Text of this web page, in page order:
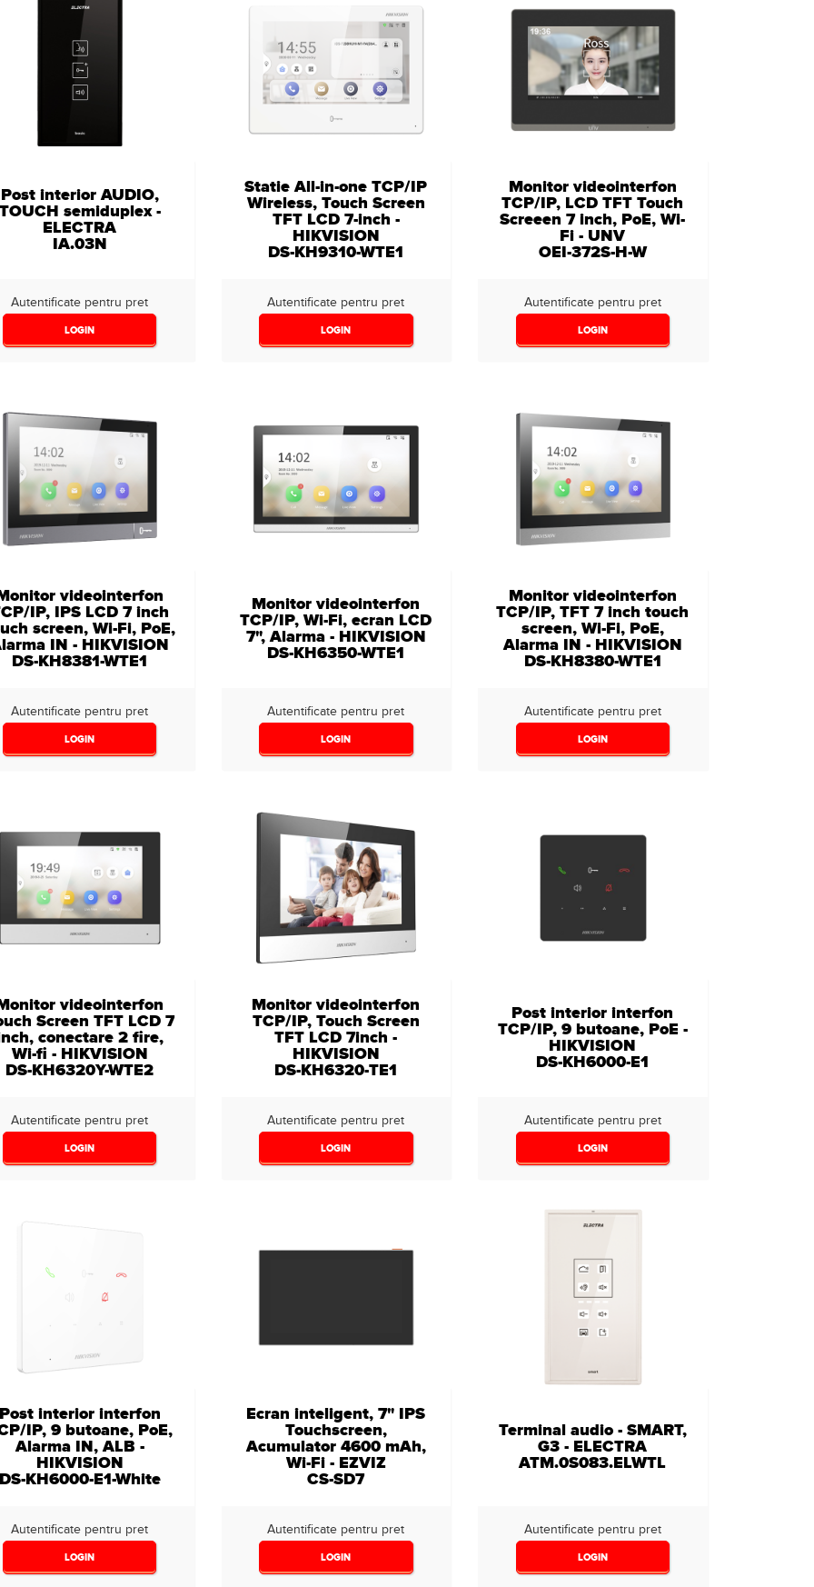
Post interior AUDIO,
semiduplex -
ELECTRA
IA.03N
Autentificate pentru pret
LOGIN
Statie All-in-one TCP/IP
Wireless, Touch Screen
TFT LCD 7-inch -
HIKVISION
DS-KH9310-WTE1
Autentificate pentru pret
LOGIN
Monitor videointerfon
TCP/IP, LCD TFT Touch
Screeen 7 inch, PoE, Wi-
Fi - UNV
OEI-372S-H-W
Autentificate pentru pret
LOGIN
videointerfon
IP, IPS LCD 7 inch
screen, Wi-Fi, PoE,
IN - HIKVISION
DS-KH8381-WTE1
Autentificate pentru pret
LOGIN
Monitor videointerfon
TCP/IP, Wi-Fi, ecran LCD
7", Alarma - HIKVISION
DS-KH6350-WTE1
Autentificate pentru pret
LOGIN
Monitor videointerfon
TCP/IP, TFT 7 inch touch
screen, Wi-Fi, PoE,
Alarma IN - HIKVISION
DS-KH8380-WTE1
Autentificate pentru pret
LOGIN
videointerfon
Screen TFT LCD 7
conectare 2 fire,
Wi-fi - HIKVISION
DS-KH6320Y-WTE2
Autentificate pentru pret
LOGIN
Monitor videointerfon
TCP/IP, Touch Screen
TFT LCD 7inch -
HIKVISION
DS-KH6320-TE1
Autentificate pentru pret
LOGIN
Post interior interfon
TCP/IP, 9 butoane, PoE -
HIKVISION
DS-KH6000-E1
Autentificate pentru pret
LOGIN
interior interfon
IP, 9 butoane, PoE,
Alarma IN, ALB -
HIKVISION
KH6000-E1-White
Autentificate pentru pret
LOGIN
Ecran inteligent, 7" IPS
Touchscreen,
Acumulator 4600 mAh,
Wi-Fi - EZVIZ
CS-SD7
Autentificate pentru pret
LOGIN
Terminal audio - SMART,
G3 - ELECTRA
ATM.0S083.ELWTL
Autentificate pentru pret
LOGIN